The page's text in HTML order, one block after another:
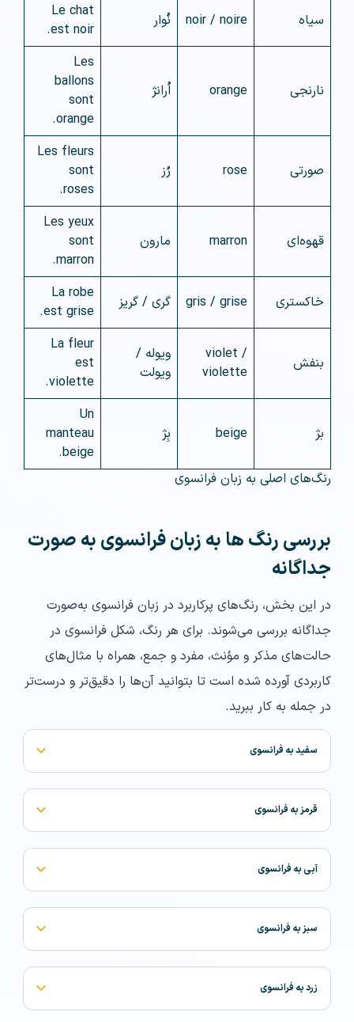
سیاه noir / noire نُوار
Le chat
est noir.
نارنجی orange اُرانژ
Les
ballons
sont
orange.
صورتی rose رُز
Les fleurs
sont
roses.
قهوه‌ای marron مارون
Les yeux
sont
marron.
خاکستری gris / grise گری / گریز
La robe
est grise.
بنفش
violet /
violette
ویوله /
ویولت
La fleur
est
violette.
بژ beige بِژ
Un
manteau
beige.
رنگ‌های اصلی به زبان فرانسوی
بررسی رنگ ها به زبان فرانسوی به صورت
جداگانه
در این بخش، رنگ‌های پرکاربرد در زبان فرانسوی به‌صورت
جداگانه بررسی می‌شوند. برای هر رنگ، شکل فرانسوی در
حالت‌های مذکر و مؤنث، مفرد و جمع، همراه با مثال‌های
کاربردی آورده شده است تا بتوانید آن‌ها را دقیق‌تر و درست‌تر
در جمله به کار ببرید.
سفید به فرانسوی
قرمز به فرانسوی
آبی به فرانسوی
سبز به فرانسوی
زرد به فرانسوی